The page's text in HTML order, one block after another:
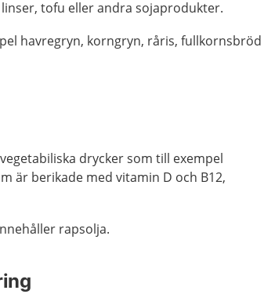
tofu eller andra sojaprodukter.
havregryn, korngryn, råris, fullkornsbröd
drycker som till exempel
är berikade med vitamin D och B12,
rapsolja.